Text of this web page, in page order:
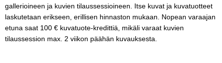
gallerioineen ja kuvien tilaussessioineen. Itse kuvat ja kuvatuotteet
laskutetaan erikseen, erillisen hinnaston mukaan. Nopean varaajan
etuna saat 100 € kuvatuote-kredittiä, mikäli varaat kuvien
tilaussession max. 2 viikon päähän kuvauksesta.